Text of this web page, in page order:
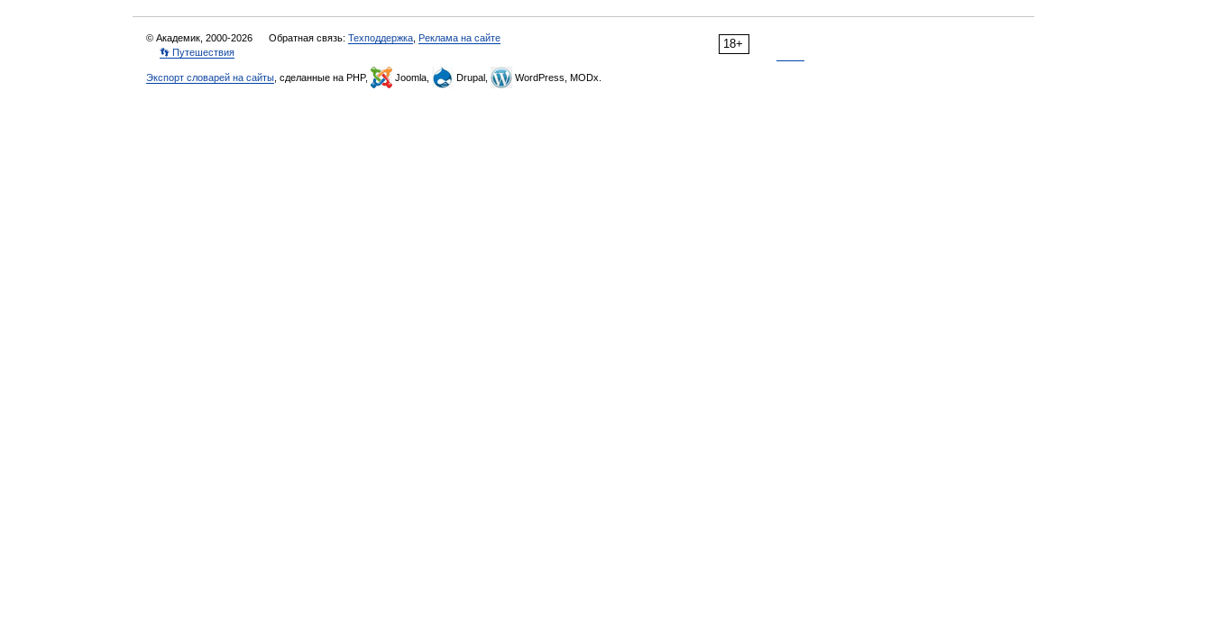
18+
© Академик, 2000-2026 Обратная связь: Техподдержка Реклама на сайте
👣 Путешествия
Экспорт словарей на сайты , сделанные на PHP, Joomla, Drupal, WordPress, MODx.